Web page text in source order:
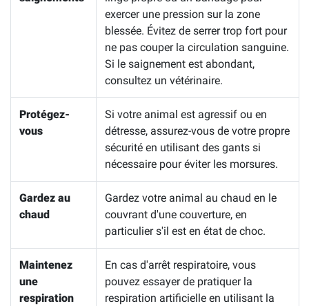
exercer une pression sur la zone
blessée. Évitez de serrer trop fort pour
ne pas couper la circulation sanguine.
Si le saignement est abondant,
consultez un vétérinaire.
Protégez-
vous
Si votre animal est agressif ou en
détresse, assurez-vous de votre propre
sécurité en utilisant des gants si
nécessaire pour éviter les morsures.
Gardez au
chaud
Gardez votre animal au chaud en le
couvrant d'une couverture, en
particulier s'il est en état de choc.
Maintenez
une
respiration
En cas d'arrêt respiratoire, vous
pouvez essayer de pratiquer la
respiration artificielle en utilisant la